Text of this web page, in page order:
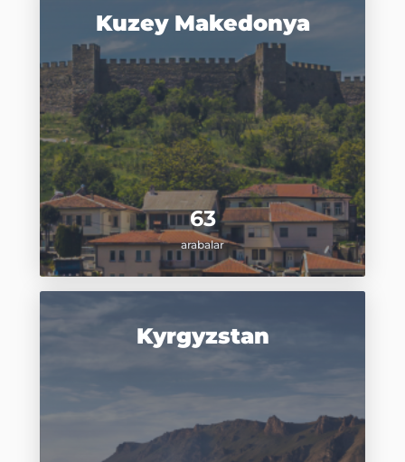
63
arabalar
Kuzey Makedonya
Kyrgyzstan